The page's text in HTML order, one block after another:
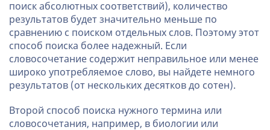
поиск абсолютных соответствий), количество
результатов будет значительно меньше по
сравнению с поиском отдельных слов. Поэтому этот
способ поиска более надежный. Если
словосочетание содержит неправильное или менее
широко употребляемое слово, вы найдете немного
результатов (от нескольких десятков до сотен).
Второй способ поиска нужного термина или
словосочетания, например, в биологии или